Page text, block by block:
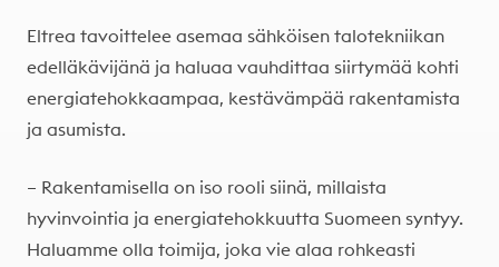
Eltrea tavoittelee asemaa sähköisen talotekniikan
edelläkävijänä ja haluaa vauhdittaa siirtymää kohti
energiatehokkaampaa, kestävämpää rakentamista
ja asumista.
– Rakentamisella on iso rooli siinä, millaista
hyvinvointia ja energiatehokkuutta Suomeen syntyy.
Haluamme olla toimija, joka vie alaa rohkeasti